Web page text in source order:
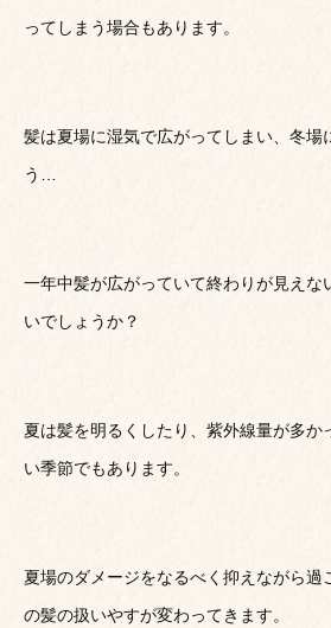
ってしまう場合もあります。
髪は夏場に湿気で広がってしまい、冬場
う…
一年中髪が広がっていて終わりが見えな
いでしょうか？
夏は髪を明るくしたり、紫外線量が多か
い季節でもあります。
夏場のダメージをなるべく抑えながら過
の髪の扱いやすが変わってきます。